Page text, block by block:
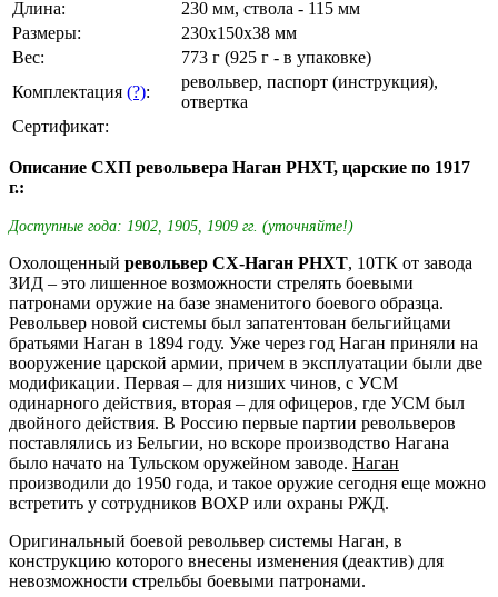
Длина:
230 мм, ствола - 115 мм
Размеры:
230х150х38 мм
Вес:
773 г (925 г - в упаковке)
Комплектация (?):
револьвер, паспорт (инструкция),
отвертка
Сертификат:
Описание СХП револьвера Наган РНХТ, царские по 1917
г.:
Доступные года: 1902, 1905, 1909 гг. (уточняйте!)
Охолощенный револьвер СХ-Наган РНХТ, 10ТК от завода
ЗИД – это лишенное возможности стрелять боевыми
патронами оружие на базе знаменитого боевого образца.
Револьвер новой системы был запатентован бельгийцами
братьями Наган в 1894 году. Уже через год Наган приняли на
вооружение царской армии, причем в эксплуатации были две
модификации. Первая – для низших чинов, с УСМ
одинарного действия, вторая – для офицеров, где УСМ был
двойного действия. В Россию первые партии револьверов
поставлялись из Бельгии, но вскоре производство Нагана
было начато на Тульском оружейном заводе. Наган
производили до 1950 года, и такое оружие сегодня еще можно
встретить у сотрудников ВОХР или охраны РЖД.
Оригинальный боевой револьвер системы Наган, в
конструкцию которого внесены изменения (деактив) для
невозможности стрельбы боевыми патронами.